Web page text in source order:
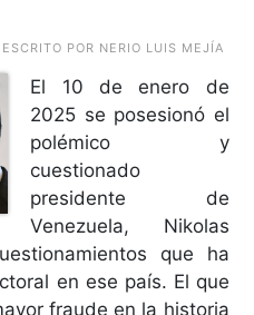
POR NERIO LUIS MEJÍA
El 10 de enero de
2025 se posesionó el
polémico y
cuestionado
presidente de
Venezuela, Nikolas
que ha
en ese país. El que
fraude en la historia